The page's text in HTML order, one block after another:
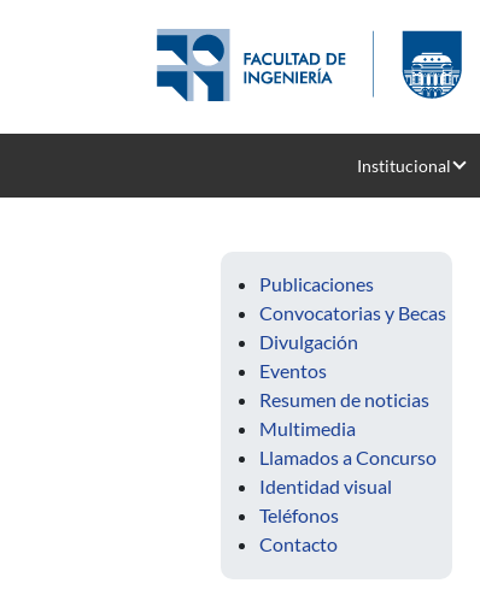
Institucional
Publicaciones
Convocatorias y Becas
Divulgación
Eventos
Resumen de noticias
Multimedia
Llamados a Concurso
Identidad visual
Teléfonos
Contacto